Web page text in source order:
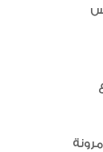
العالمية في جمال